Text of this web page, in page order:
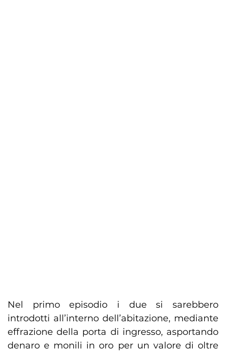
Nel primo episodio i due si sarebbero
introdotti all’interno dell’abitazione, mediante
effrazione della porta di ingresso, asportando
denaro e monili in oro per un valore di oltre